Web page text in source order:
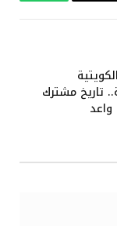
تاريخ مشترك